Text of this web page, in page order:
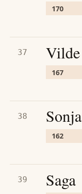
170
37 Vilde
167
38 Sonja
162
39 Saga